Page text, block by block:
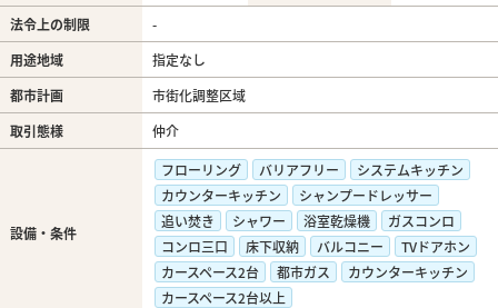
法令上の制限
-
用途地域
指定なし
都市計画
市街化調整区域
取引態様
仲介
設備・条件
フローリング バリアフリー
システムキッチン
カウンターキッチン
シャンプードレッサー
追い焚き
シャワー 浴室乾燥機
ガスコンロ
コンロ三口
床下収納 バルコニー
TVドアホン
カースペース2台
都市ガス
カウンターキッチン
カースペース2台以上